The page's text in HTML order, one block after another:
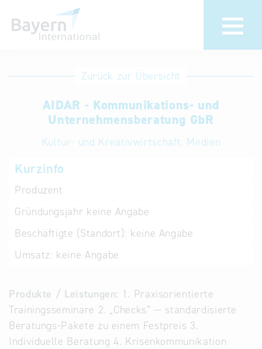
Anmeldung
Unternehmen
anmelden
Institution
Eintrag
löschen
Aktualisieren
Sie Ihren
Datenbank
Datenbanken
aus
Österreich
und der
Zurück zur Übersicht
AIDAR - Kommunikations- und
Unternehmensberatung GbR
Kultur- und Kreativwirtschaft, Medien
Kurzinfo
Produzent
Gründungsjahr keine Angabe
Beschäftigte (Standort): keine Angabe
Umsatz: keine Angabe
Produkte / Leistungen: 1. Praxisorientierte
Trainingsseminare 2. „Checks” — standardisierte
Beratungs-Pakete zu einem Festpreis 3.
Individuelle Beratung 4. Krisenkommunikation